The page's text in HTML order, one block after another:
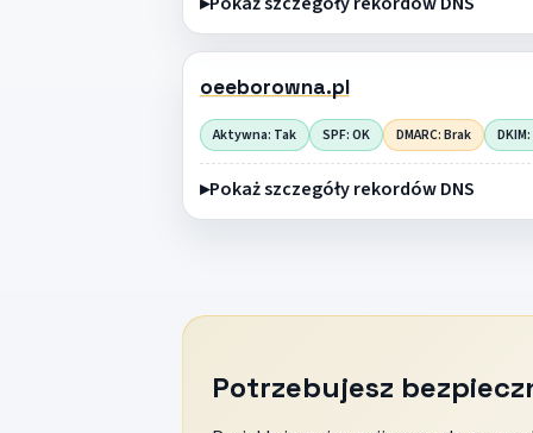
oeeborowna.pl
Aktywna: Tak SPF: OK DMARC: Brak
Pokaż szczegóły rekordów DNS
Potrzebujesz